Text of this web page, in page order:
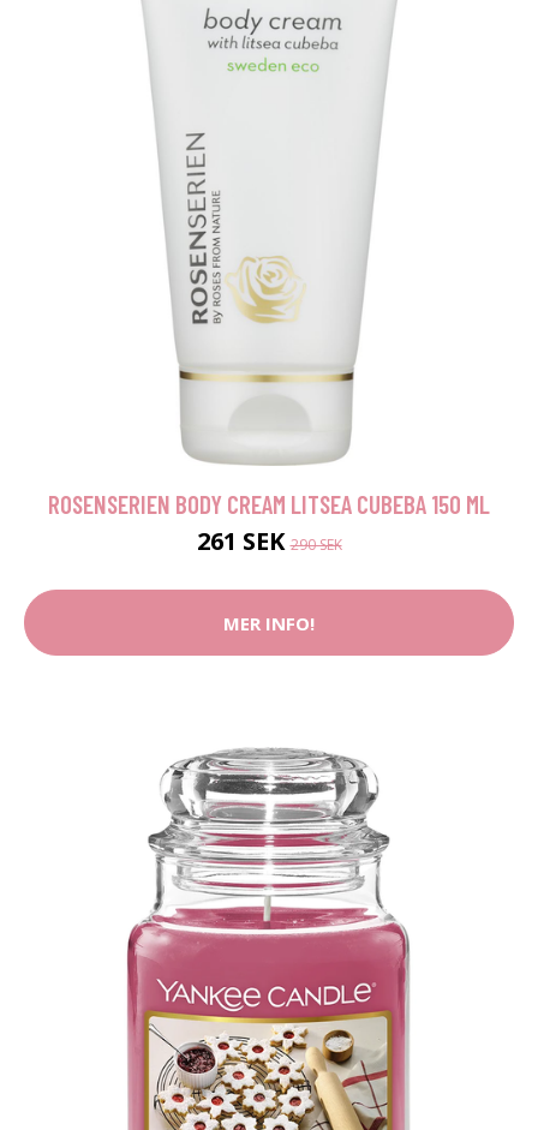
ROSENSERIEN BODY CREAM LITSEA CUBEBA 150 ML
261 SEK290 SEK
MER INFO!